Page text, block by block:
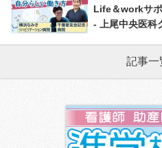
Life＆workサ
- 上尾中央医科
記事一